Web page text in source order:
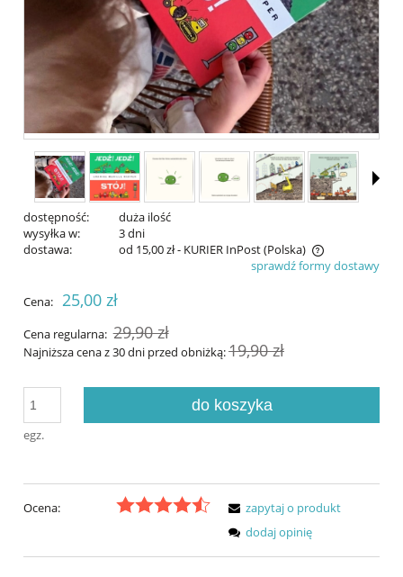
dostępność:
duża ilość
wysyłka w:
3 dni
dostawa:
od 15,00 zł- KURIER InPost(Polska)
Cena nie zawiera ewentualnych kosztów płatnościsprawdź formy dostawy
Cena: 25,00 zł
Cena regularna: 29,90 zł
Najniższa cena z 30 dni przed obniżką:19,90 zł
egz.
do koszyka
Ocena:
zapytaj o produkt
dodaj opinię